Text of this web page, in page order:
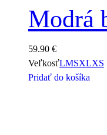
Modrá
59.90 €
VeľkosťLMSXLXS
Pridať do košíka